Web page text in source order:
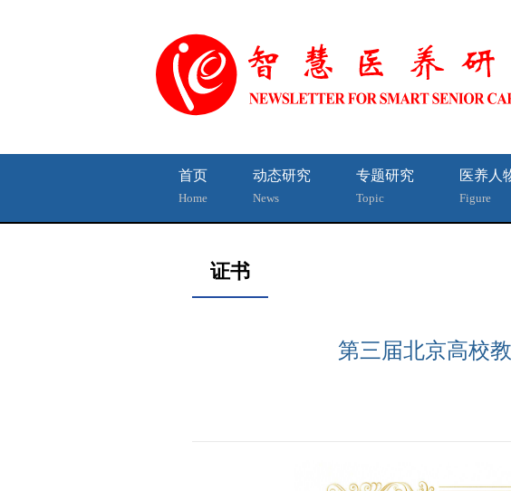
首页
Home
动态研究
News
专题研究
Topic
医养人
Figure
证书
第三届北京高校